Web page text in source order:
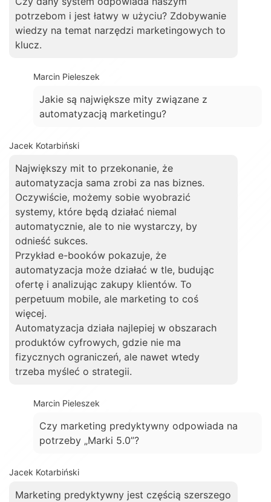
potrzebom i jest łatwy w użyciu? Zdobywanie
wiedzy na temat narzędzi marketingowych to
klucz.
Marcin Pieleszek
Jakie są największe mity związane z
automatyzacją marketingu?
Jacek Kotarbiński
Największy mit to przekonanie, że
automatyzacja sama zrobi za nas biznes.
Oczywiście, możemy sobie wyobrazić
systemy, które będą działać niemal
automatycznie, ale to nie wystarczy, by
odnieść sukces.
Przykład e-booków pokazuje, że
automatyzacja może działać w tle, budując
ofertę i analizując zakupy klientów. To
perpetuum mobile, ale marketing to coś
więcej.
Automatyzacja działa najlepiej w obszarach
produktów cyfrowych, gdzie nie ma
fizycznych ograniczeń, ale nawet wtedy
trzeba myśleć o strategii.
Marcin Pieleszek
Czy marketing predyktywny odpowiada na
potrzeby „Marki 5.0”?
Jacek Kotarbiński
Marketing predyktywny jest częścią szerszego